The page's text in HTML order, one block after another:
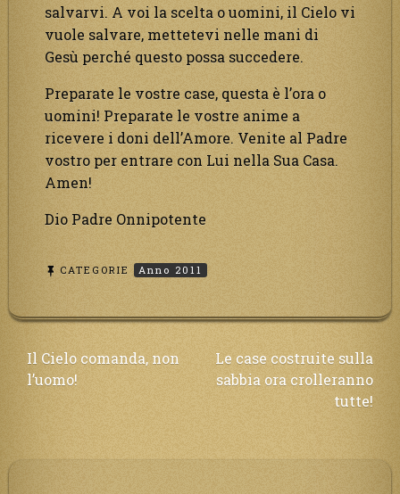
salvarvi. A voi la scelta o uomini, il Cielo vi
vuole salvare, mettetevi nelle mani di
Gesù perché questo possa succedere.
Preparate le vostre case, questa è l’ora o
uomini! Preparate le vostre anime a
ricevere i doni dell’Amore. Venite al Padre
vostro per entrare con Lui nella Sua Casa.
Amen!
Dio Padre Onnipotente
CATEGORIE Anno 2011
Navigazione
articoli
Il Cielo comanda, non
l’uomo!
Le case costruite sulla
sabbia ora crolleranno
tutte!